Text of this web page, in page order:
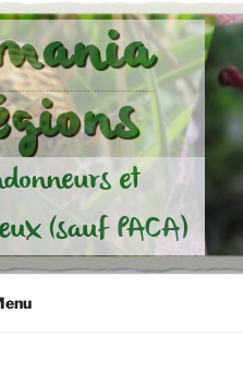
et
(sauf PACA)